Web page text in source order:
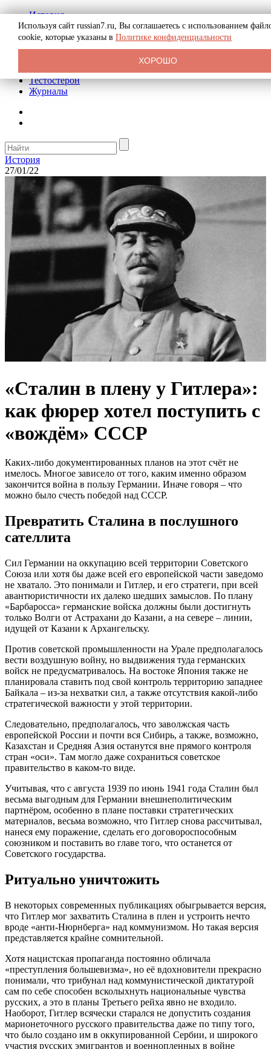
История
Биография
Криминал
Реклама на сайте
Тестостерон
Журналы
История
27/01/22
«Сталин в плену у Гитлера»:
как фюрер хотел поступить с
«вождём» СССР
Каких-либо документированных планов на этот счёт не
имелось. Многое зависело от того, каким именно образом
закончится война в пользу Германии. Иначе говоря – что
можно было счесть победой над СССР.
Превратить Сталина в послушного
сателлита
Сил Германии на оккупацию всей территории Советского
Союза или хотя бы даже всей его европейской части заведомо
не хватало. Это понимали и Гитлер, и его стратеги, при всей
авантюристичности их далеко шедших замыслов. По плану
«Барбаросса» германские войска должны были достигнуть
только Волги от Астрахани до Казани, а на севере – линии,
идущей от Казани к Архангельску.
Против советской промышленности на Урале предполагалось
вести воздушную войну, но выдвижения туда германских
войск не предусматривалось. На востоке Япония также не
планировала ставить под свой контроль территорию западнее
Байкала – из-за нехватки сил, а также отсутствия какой-либо
стратегической важности у этой территории.
Следовательно, предполагалось, что заволжская часть
европейской России и почти вся Сибирь, а также, возможно,
Казахстан и Средняя Азия останутся вне прямого контроля
стран «оси». Там могло даже сохраниться советское
правительство в каком-то виде.
Учитывая, что с августа 1939 по июнь 1941 года Сталин был
весьма выгодным для Германии внешнеполитическим
партнёром, особенно в плане поставки стратегических
материалов, весьма возможно, что Гитлер снова рассчитывал,
нанеся ему поражение, сделать его договороспособным
союзником и поставить во главе того, что останется от
Советского государства.
Ритуально уничтожить
В некоторых современных публикациях обыгрывается версия,
что Гитлер мог захватить Сталина в плен и устроить нечто
вроде «анти-Нюрнберга» над коммунизмом. Но такая версия
представляется крайне сомнительной.
Хотя нацистская пропаганда постоянно обличала
«преступления большевизма», но её вдохновители прекрасно
понимали, что трибунал над коммунистической диктатурой
сам по себе способен всколыхнуть национальные чувства
русских, а это в планы Третьего рейха явно не входило.
Наоборот, Гитлер всячески старался не допустить создания
марионеточного русского правительства даже по типу того,
что было создано им в оккупированной Сербии, и широкого
участия русских эмигрантов и военнопленных в войне
Используя сайт russian7.ru, Вы соглашаетесь с использованием
cookie, которые указаны в Политике конфиденциальности
ХОРОШО